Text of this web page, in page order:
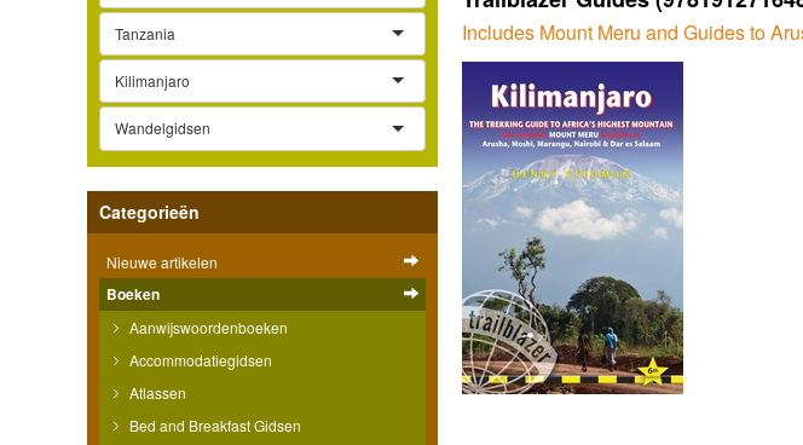
Tanzania
Kilimanjaro
Wandelgidsen
Categorieën
Nieuwe artikelen
Boeken
Aanwijswoordenboeken
Accommodatiegidsen
Atlassen
Bed and Breakfast Gidsen
Includes Mount Meru and Guides to